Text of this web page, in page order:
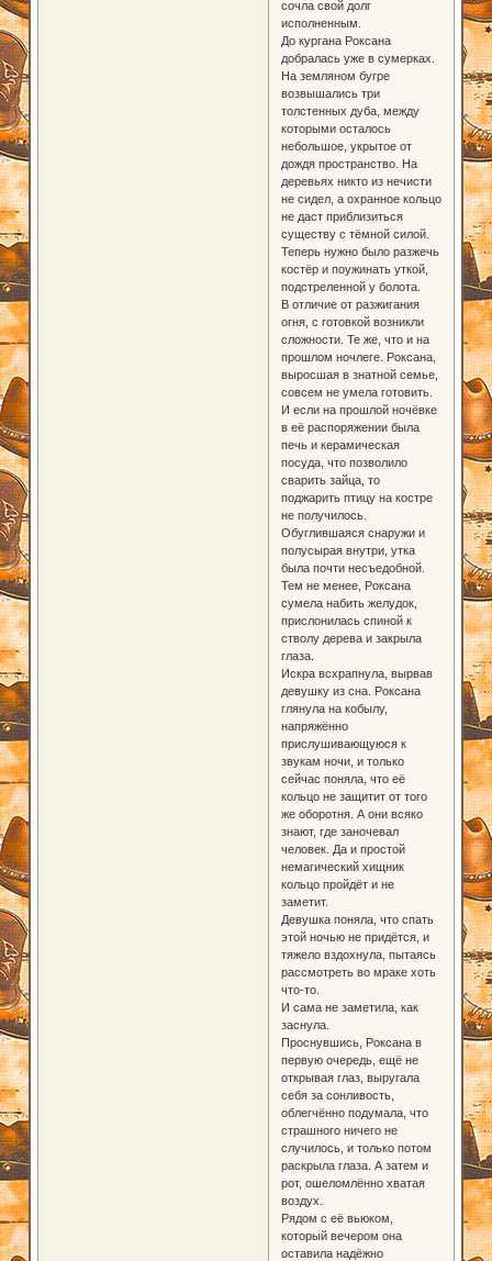
сочла свой долг
исполненным.
До кургана Роксана
добралась уже в сумерках.
На земляном бугре
возвышались три
толстенных дуба, между
которыми осталось
небольшое, укрытое от
дождя пространство. На
деревьях никто из нечисти
не сидел, а охранное кольцо
не даст приблизиться
существу с тёмной силой.
Теперь нужно было разжечь
костёр и поужинать уткой,
подстреленной у болота.
В отличие от разжигания
огня, с готовкой возникли
сложности. Те же, что и на
прошлом ночлеге. Роксана,
выросшая в знатной семье,
совсем не умела готовить.
И если на прошлой ночёвке
в её распоряжении была
печь и керамическая
посуда, что позволило
сварить зайца, то
поджарить птицу на костре
не получилось.
Обуглившаяся снаружи и
полусырая внутри, утка
была почти несъедобной.
Тем не менее, Роксана
сумела набить желудок,
прислонилась спиной к
стволу дерева и закрыла
глаза.
Искра всхрапнула, вырвав
девушку из сна. Роксана
глянула на кобылу,
напряжённо
прислушивающуюся к
звукам ночи, и только
сейчас поняла, что её
кольцо не защитит от того
же оборотня. А они всяко
знают, где заночевал
человек. Да и простой
немагический хищник
кольцо пройдёт и не
заметит.
Девушка поняла, что спать
этой ночью не придётся, и
тяжело вздохнула, пытаясь
рассмотреть во мраке хоть
что-то.
И сама не заметила, как
заснула.
Проснувшись, Роксана в
первую очередь, ещё не
открывая глаз, выругала
себя за сонливость,
облегчённо подумала, что
страшного ничего не
случилось, и только потом
раскрыла глаза. А затем и
рот, ошеломлённо хватая
воздух.
Рядом с её вьюком,
который вечером она
оставила надёжно